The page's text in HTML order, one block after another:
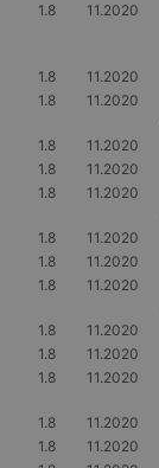
1.8 11.2020
1.8
11.2020
1.8
11.2020
1.8
11.2020
1.8
11.2020
1.8
11.2020
1.8
11.2020
1.8
11.2020
1.8
11.2020
1.8
11.2020
1.8
11.2020
1.8
11.2020
1.8
11.2020
1.8
11.2020